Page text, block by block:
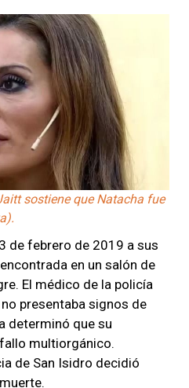
sostiene que Natacha fue
de febrero de 2019 a sus
en un salón de
El médico de la policía
presentaba signos de
determinó que su
multiorgánico.
de San Isidro decidió